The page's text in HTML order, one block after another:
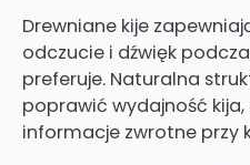
Drewniane kije
odczucie i dźwięk
preferuje. Naturalna
poprawić wydajność
informacje zwrotne przy